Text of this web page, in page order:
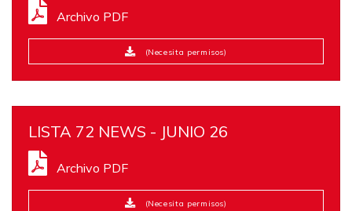
Archivo PDF
(Necesita permisos)
LISTA 72 NEWS - JUNIO 26
Archivo PDF
(Necesita permisos)